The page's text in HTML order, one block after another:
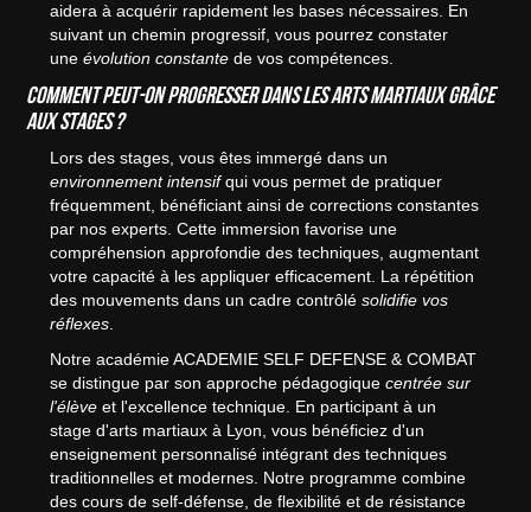
aidera à acquérir rapidement les bases nécessaires. En
suivant un chemin progressif, vous pourrez constater
uneévolution constante de vos compétences.
Comment peut-on progresser dans les arts martiaux grâce
aux stages ?
Lors des stages, vous êtes immergé dans un
environnement intensifqui vous permet de pratiquer
fréquemment, bénéficiant ainsi de corrections constantes
par nos experts. Cette immersion favorise une
compréhension approfondie des techniques, augmentant
votre capacité à les appliquer efficacement. La répétition
des mouvements dans un cadre contrôlésolidifie vos
réflexes.
Notre académie ACADEMIE SELF DEFENSE & COMBAT
se distingue par son approche pédagogiquecentrée sur
l'élève et l'excellence technique. En participant à un
stage d'arts martiaux à Lyon, vous bénéficiez d'un
enseignement personnalisé intégrant des techniques
traditionnelles et modernes. Notre programme combine
des cours de self-défense, de flexibilité et de résistance